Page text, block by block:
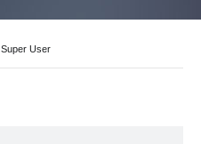
Super User